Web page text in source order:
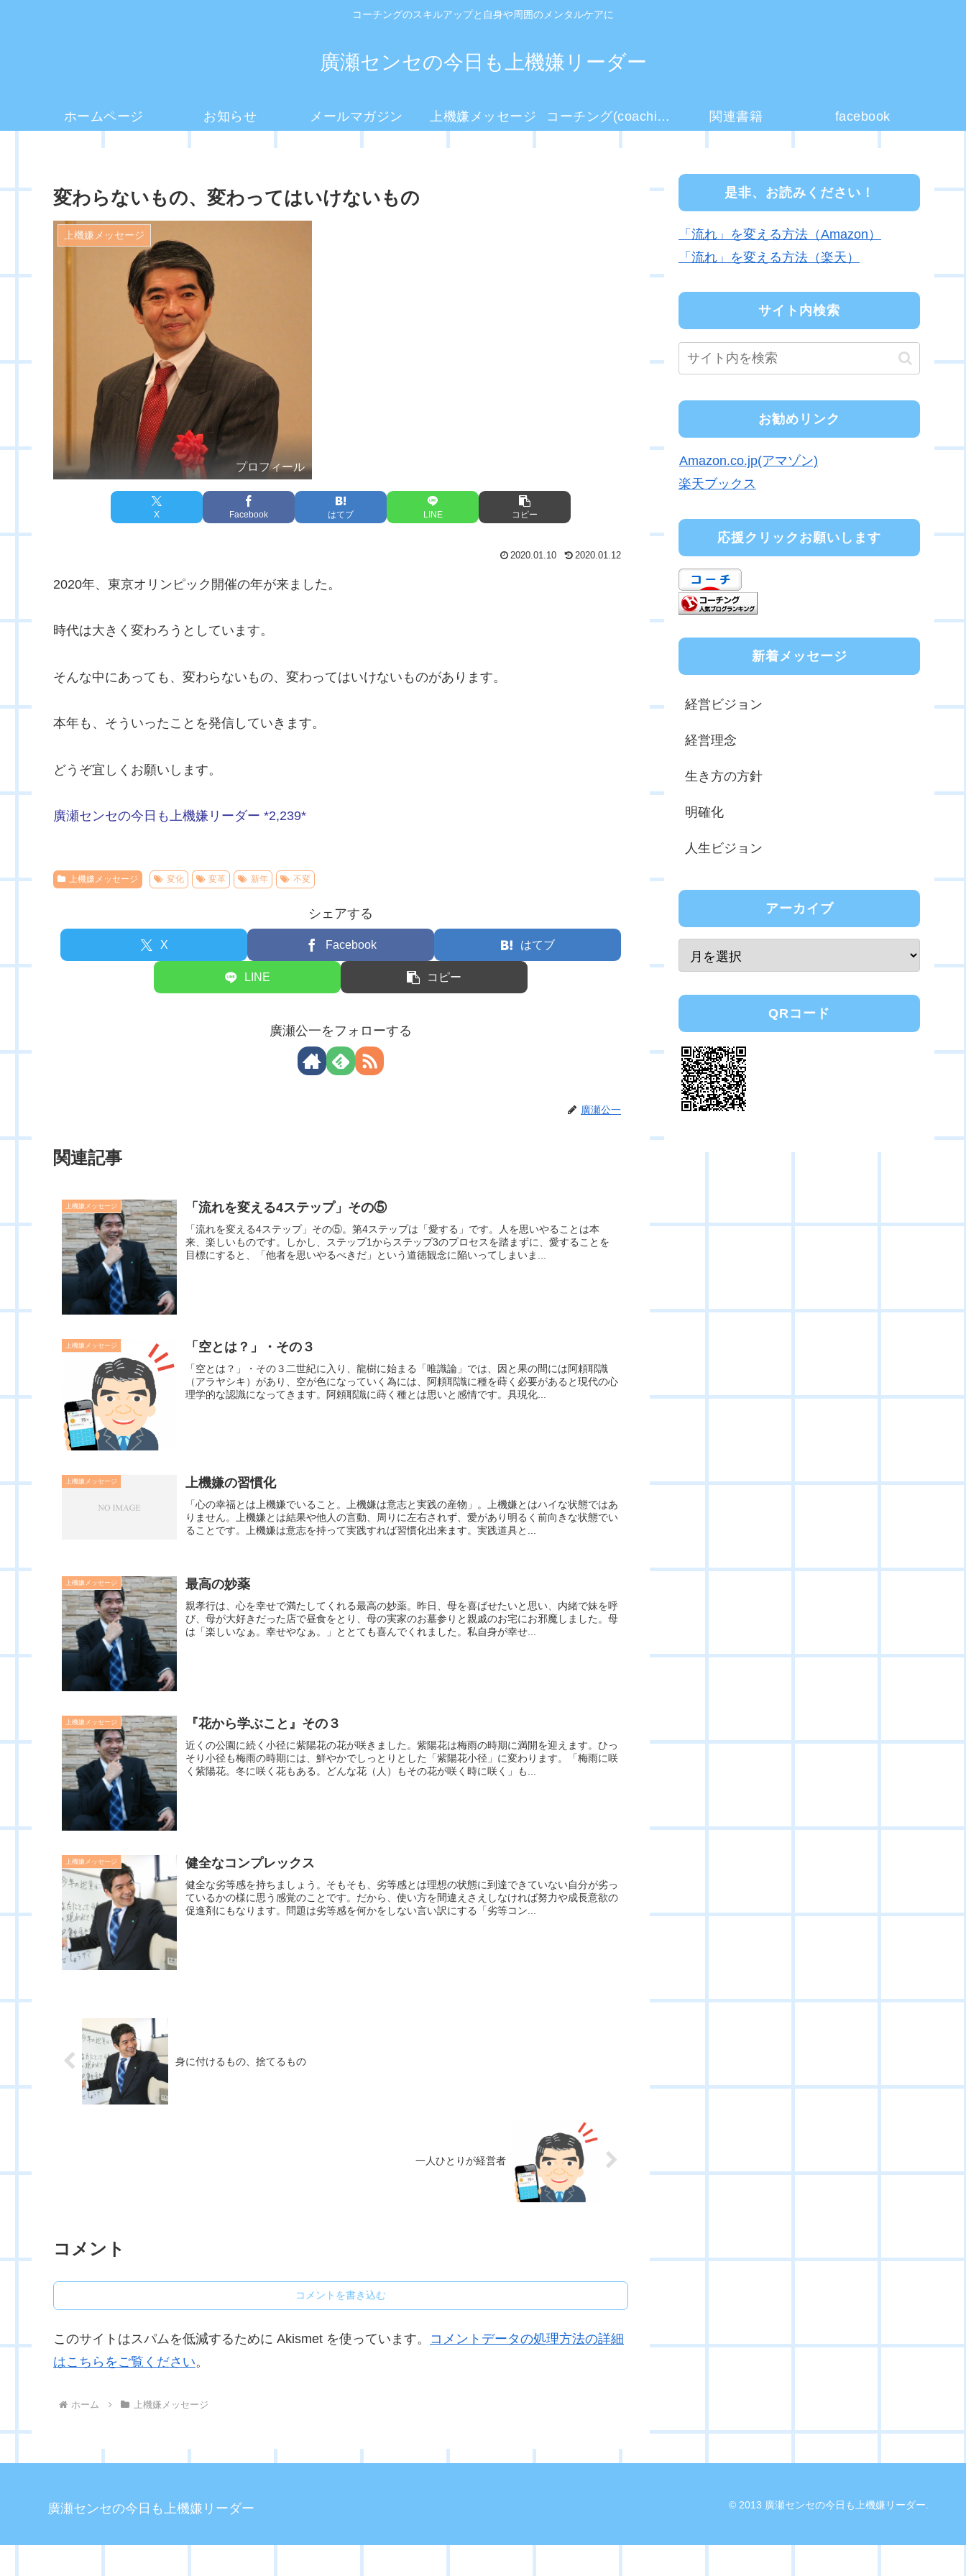
コーチングのスキルアップと自身や周囲のメンタルケアに
廣瀬センセの今日も上機嫌リーダー
ホームページ お知らせ メールマガジン 上機嫌メッセージ コーチング(coaching)とは？ 関連書籍 facebook
変わらないもの、変わってはいけないもの
上機嫌メッセージ
プロフィール
X Facebook はてブ LINE コピー
2020.01.10 2020.01.12
2020年、東京オリンピック開催の年が来ました。
時代は大きく変わろうとしています。
そんな中にあっても、変わらないもの、変わってはいけないものがあります。
本年も、そういったことを発信していきます。
どうぞ宜しくお願いします。
廣瀬センセの今日も上機嫌リーダー *2,239*
上機嫌メッセージ 変化 変革 新年 不変
シェアする
X Facebook はてブ
LINE コピー
廣瀬公一をフォローする
廣瀬公一
関連記事
上機嫌メッセージ 「流れを変える4ステップ」その⑤
「流れを変える4ステップ」その⑤。第4ステップは「愛する」です。人を思いやることは本
来、楽しいものです。しかし、ステップ1からステップ3のプロセスを踏まずに、愛することを
目標にすると、「他者を思いやるべきだ」という道徳観念に陥いってしまいま...
上機嫌メッセージ 「空とは？」・その３
「空とは？」・その３二世紀に入り、龍樹に始まる「唯識論」では、因と果の間には阿頼耶識
（アラヤシキ）があり、空が色になっていく為には、阿頼耶識に種を蒔く必要があると現代の心
理学的な認識になってきます。阿頼耶識に蒔く種とは思いと感情です。具現化...
上機嫌メッセージ 上機嫌の習慣化
「心の幸福とは上機嫌でいること。上機嫌は意志と実践の産物」。上機嫌とはハイな状態ではあ
りません。上機嫌とは結果や他人の言動、周りに左右されず、愛があり明るく前向きな状態でい
ることです。上機嫌は意志を持って実践すれば習慣化出来ます。実践道具と...
上機嫌メッセージ 最高の妙薬
親孝行は、心を幸せで満たしてくれる最高の妙薬。昨日、母を喜ばせたいと思い、内緒で妹を呼
び、母が大好きだった店で昼食をとり、母の実家のお墓参りと親戚のお宅にお邪魔しました。母
は「楽しいなぁ。幸せやなぁ。」ととても喜んでくれました。私自身が幸せ...
上機嫌メッセージ 『花から学ぶこと』その３
近くの公園に続く小径に紫陽花の花が咲きました。紫陽花は梅雨の時期に満開を迎えます。ひっ
そり小径も梅雨の時期には、鮮やかでしっとりとした「紫陽花小径」に変わります。「梅雨に咲
く紫陽花。冬に咲く花もある。どんな花（人）もその花が咲く時に咲く」も...
上機嫌メッセージ 健全なコンプレックス
健全な劣等感を持ちましょう。そもそも、劣等感とは理想の状態に到達できていない自分が劣っ
ているかの様に思う感覚のことです。だから、使い方を間違えさえしなければ努力や成長意欲の
促進剤にもなります。問題は劣等感を何かをしない言い訳にする「劣等コン...
身に付けるもの、捨てるもの
一人ひとりが経営者
コメント
コメントを書き込む
このサイトはスパムを低減するために Akismet を使っています。 コメントデータの処理方法の詳細
はこちらをご覧ください。
ホーム 上機嫌メッセージ
是非、お読みください！
「流れ」を変える方法（Amazon）
「流れ」を変える方法（楽天）
サイト内検索
お勧めリンク
Amazon.co.jp(アマゾン)
楽天ブックス
応援クリックお願いします
新着メッセージ
経営ビジョン
経営理念
生き方の方針
明確化
人生ビジョン
アーカイブ
QRコード
廣瀬センセの今日も上機嫌リーダー © 2013 廣瀬センセの今日も上機嫌リーダー.